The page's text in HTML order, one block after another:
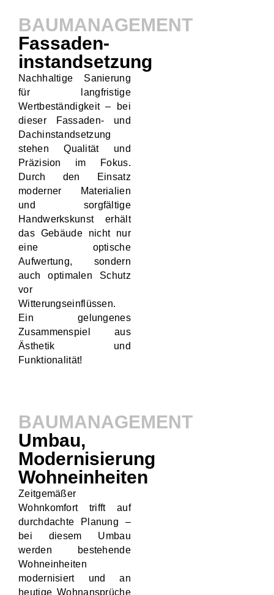
BAUMANAGEMENT
Fassaden-
instandsetzung
Nachhaltige Sanierung
für langfristige
Wertbeständigkeit – bei
dieser Fassaden- und
Dachinstandsetzung
stehen Qualität und
Präzision im Fokus.
Durch den Einsatz
moderner Materialien
und sorgfältige
Handwerkskunst erhält
das Gebäude nicht nur
eine optische
Aufwertung, sondern
auch optimalen Schutz
vor
Witterungseinflüssen.
Ein gelungenes
Zusammenspiel aus
Ästhetik und
Funktionalität!
BAUMANAGEMENT
Umbau,
Modernisierung
Wohneinheiten
Zeitgemäßer
Wohnkomfort trifft auf
durchdachte Planung –
bei diesem Umbau
werden bestehende
Wohneinheiten
modernisiert und an
heutige Wohnansprüche